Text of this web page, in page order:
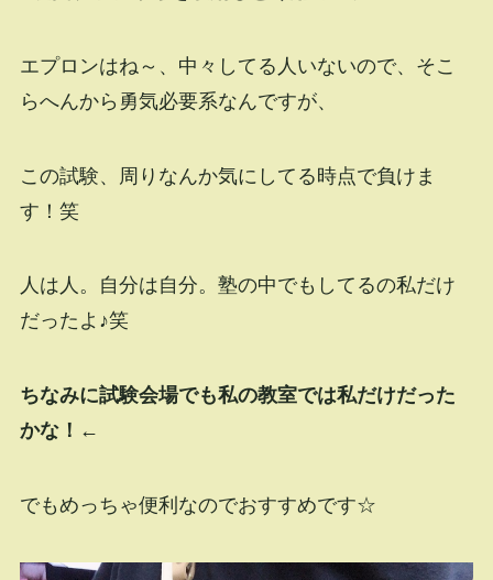
エプロンはね～、中々してる人いないので、そこ
らへんから勇気必要系なんですが、
この試験、周りなんか気にしてる時点で負けま
す！笑
人は人。自分は自分。塾の中でもしてるの私だけ
だったよ♪笑
ちなみに試験会場でも私の教室では私だけだった
かな！←
でもめっちゃ便利なのでおすすめです☆